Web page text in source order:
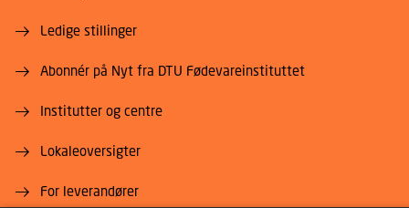
Ledige stillinger
Abonnér på Nyt fra DTU Fødevareinstituttet
Institutter og centre
Lokaleoversigter
For leverandører